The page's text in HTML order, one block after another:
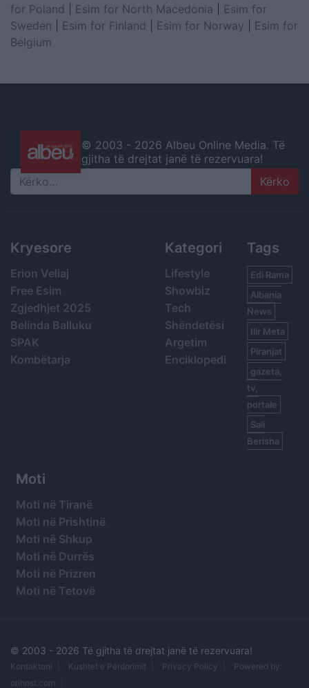
for Poland
Esim for North Macedonia
Esim for
Sweden
Esim for Finland Esim for Norway
Esim for
Belgium
© 2003 - 2026 Albeu Online Media. Të
gjitha të drejtat janë të rezervuara!
Search
Kryesore
Erion Veliaj
Free Esim
Zgjedhjet 2025
Belinda Balluku
SPAK
Kombëtarja
Kategori
Lifestyle
Showbiz
Tech
Shëndetësi
Argetim
Enciklopedi
Tags
Edi Rama
Albania
News
Ilir Meta
Piranjat
gazeta,
tv,
portale
Sali
Berisha
Moti
Moti në Tiranë
Moti në Prishtinë
Moti në Shkup
Moti në Durrës
Moti në Prizren
Moti në Tetovë
© 2003 - 2026 Të gjitha të drejtat janë të rezervuara!
Kontaktoni Kushtet e Përdorimit Privacy Policy
Powered by:
orihost.com